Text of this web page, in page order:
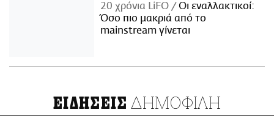
20 χρόνια LiFO
Οι εναλλακτικοί:
Όσο πιο μακριά από το
mainstream γίνεται
ΕΙΔΗΣΕΙΣ ΔΗΜΟΦΙΛΗ